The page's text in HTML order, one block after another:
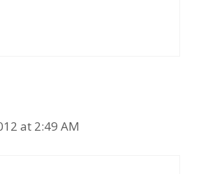
at 2:49 AM